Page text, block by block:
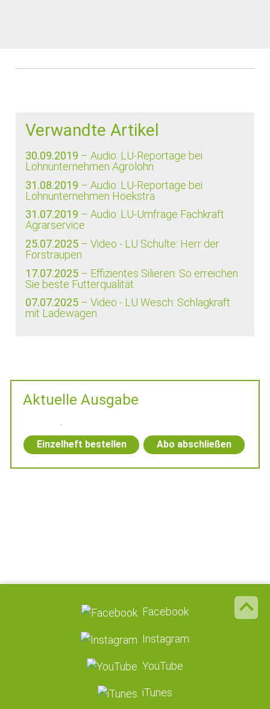
Verwandte Artikel
30.09.2019 – Audio: LU-Reportage bei
Lohnunternehmen Agrolohn
31.08.2019 – Audio: LU-Reportage bei
Lohnunternehmen Hoekstra
31.07.2019 – Audio: LU-Umfrage Fachkraft
Agrarservice
25.07.2025 – Video - LU Schulte: Herr der
Forstraupen
17.07.2025 – Effizientes Silieren: So erreichen
Sie beste Futterqualität
07.07.2025 – Video - LU Wesch: Schlagkraft
mit Ladewagen
Aktuelle Ausgabe
Einzelheft bestellen Abo abschließen
Facebook
Instagram
YouTube
iTunes